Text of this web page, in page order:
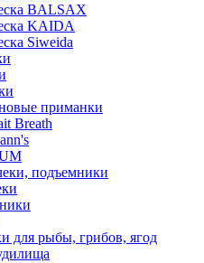
BALSAX
KAIDA
Siweida
приманки
Breath
подъемники
для рыбы, грибов, ягод